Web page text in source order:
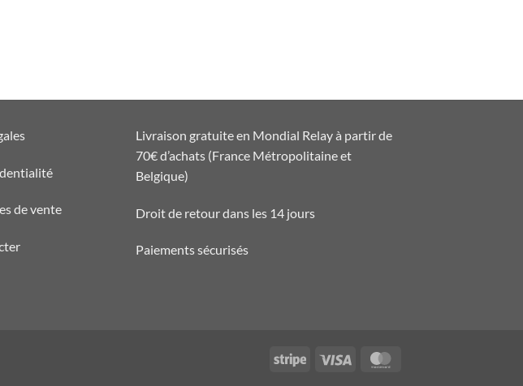
de vente
Livraison gratuite en Mondial Relay à partir de
70€ d’achats (France Métropolitaine et
Belgique)
Droit de retour dans les 14 jours
Paiements sécurisés
Stripe Visa